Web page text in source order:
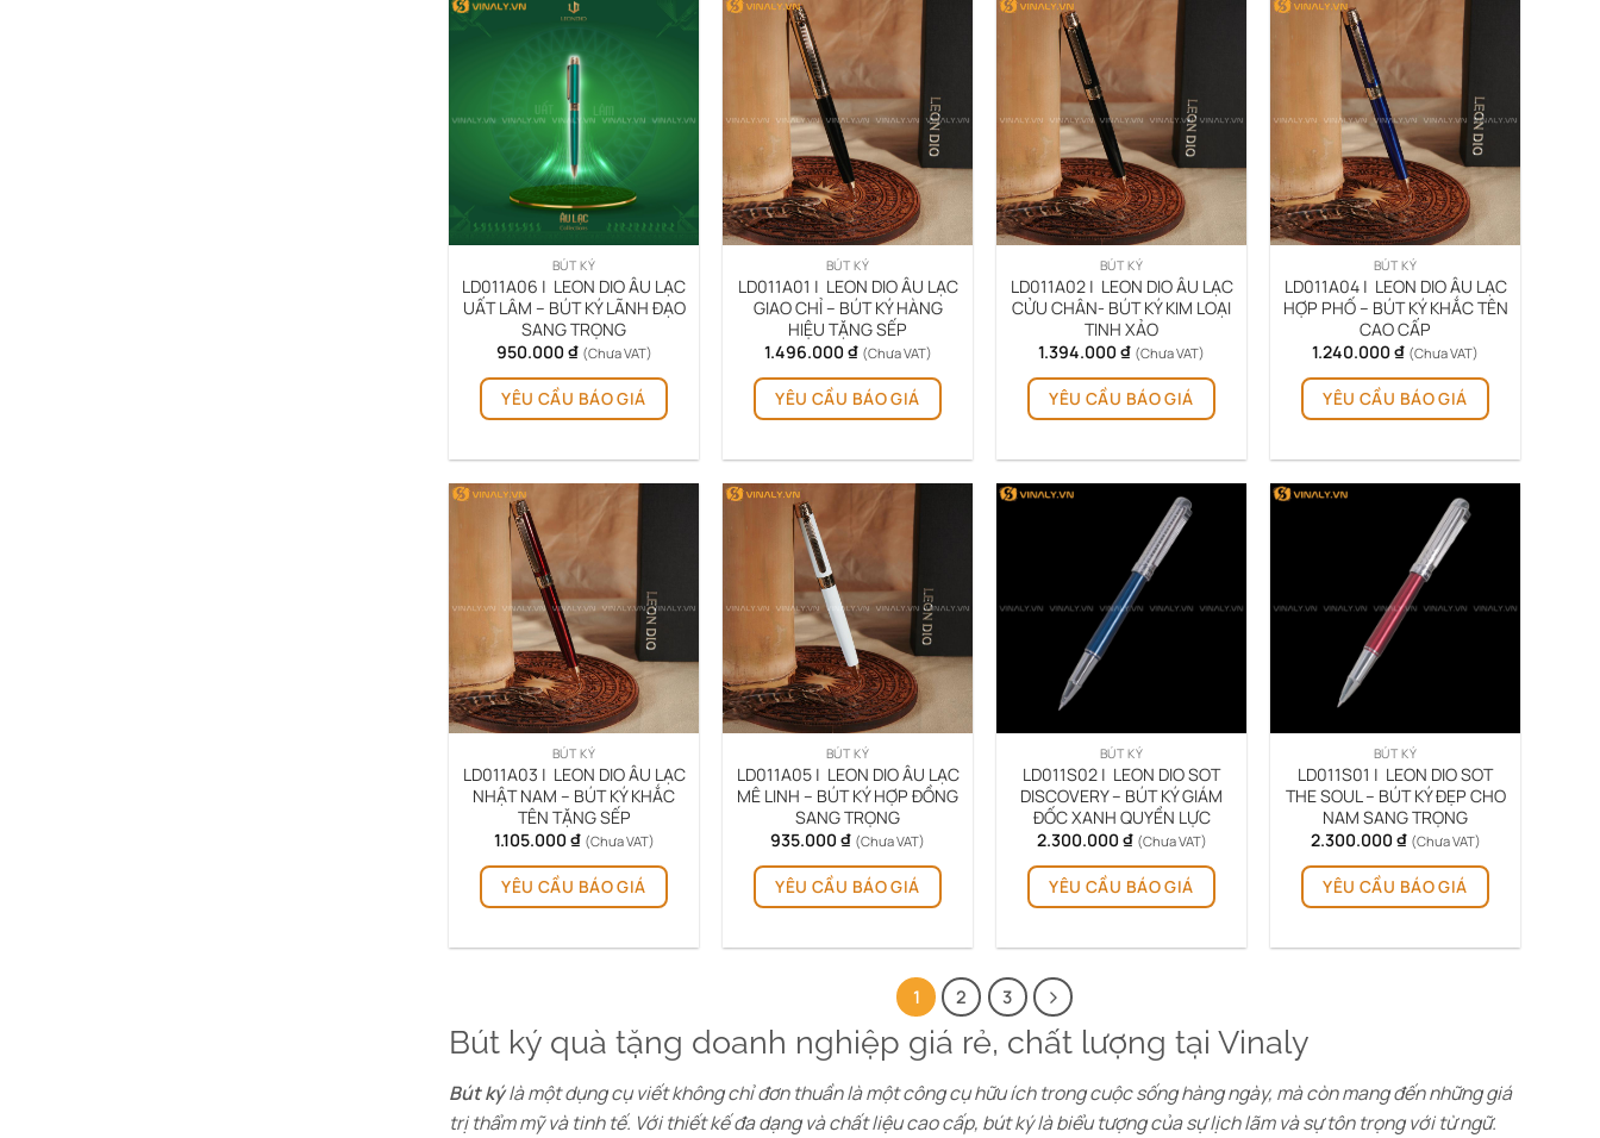
BÚT KÝ
LD011A06 | LEON DIO ÂU LẠC
UẤT LÂM – BÚT KÝ LÃNH ĐẠO
SANG TRỌNG
950.000 ₫ (Chưa VAT)
YÊU CẦU BÁO GIÁ
BÚT KÝ
LD011A01 | LEON DIO ÂU LẠC
GIAO CHỈ – BÚT KÝ HÀNG
HIỆU TẶNG SẾP
1.496.000 ₫ (Chưa VAT)
YÊU CẦU BÁO GIÁ
BÚT KÝ
LD011A02 | LEON DIO ÂU LẠC
CỬU CHÂN- BÚT KÝ KIM LOẠI
TINH XẢO
1.394.000 ₫ (Chưa VAT)
YÊU CẦU BÁO GIÁ
BÚT KÝ
LD011A04 | LEON DIO ÂU LẠC
HỢP PHỐ – BÚT KÝ KHẮC TÊN
CAO CẤP
1.240.000 ₫ (Chưa VAT)
YÊU CẦU BÁO GIÁ
BÚT KÝ
LD011A03 | LEON DIO ÂU LẠC
NHẬT NAM – BÚT KÝ KHẮC
TÊN TẶNG SẾP
1.105.000 ₫ (Chưa VAT)
YÊU CẦU BÁO GIÁ
BÚT KÝ
LD011A05 | LEON DIO ÂU LẠC
MÊ LINH – BÚT KÝ HỢP ĐỒNG
SANG TRỌNG
935.000 ₫ (Chưa VAT)
YÊU CẦU BÁO GIÁ
BÚT KÝ
LD011S02 | LEON DIO SOT
DISCOVERY – BÚT KÝ GIÁM
ĐỐC XANH QUYỀN LỰC
2.300.000 ₫ (Chưa VAT)
YÊU CẦU BÁO GIÁ
BÚT KÝ
LD011S01 | LEON DIO SOT
THE SOUL – BÚT KÝ ĐẸP CHO
NAM SANG TRỌNG
2.300.000 ₫ (Chưa VAT)
YÊU CẦU BÁO GIÁ
1 2 3
Bút ký quà tặng doanh nghiệp giá rẻ, chất lượng tại Vinaly
Bút kýlà một dụng cụ viết không chỉ đơn thuần là một công cụ hữu ích trong cuộc sống hàng ngày, mà còn mang đến những giá
trị thẩm mỹ và tinh tế. Với thiết kế đa dạng và chất liệu cao cấp, bút ký là biểu tượng của sự lịch lãm và sự tôn trọng với từ ngữ.